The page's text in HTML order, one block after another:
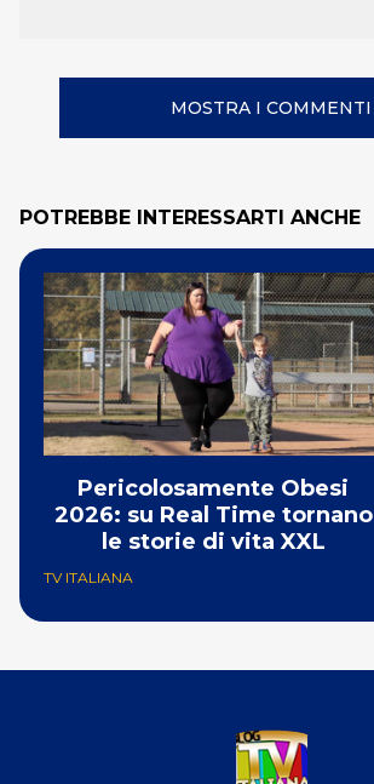
MOSTRA I COMMENTI
POTREBBE INTERESSARTI ANCHE
Pericolosamente Obesi
2026: su Real Time tornano
le storie di vita XXL
TV ITALIANA